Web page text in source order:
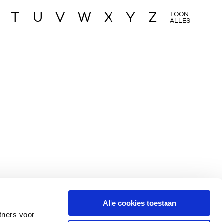
voor
Alle cookies toestaan
T U V W X Y Z
TOON
ALLES